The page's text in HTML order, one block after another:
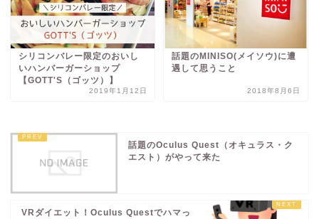
シリコンバレー限定のおいし
いハンバーガーショップ
【GOTT'S（ゴッツ）】
2019年1月12日
話題のMINISO(メイソウ)に遭
遇して思うこと
2018年8月6日
話題のOculus Quest（オキュラス・ク
エスト）がやって来た
VRダイエット！Oculus Questでハマっ